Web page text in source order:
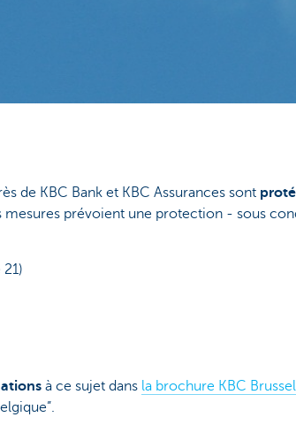
de KBC Bank et KBC Assurances sont
prévoient une protection - sous
à ce sujet dans la brochure KBC